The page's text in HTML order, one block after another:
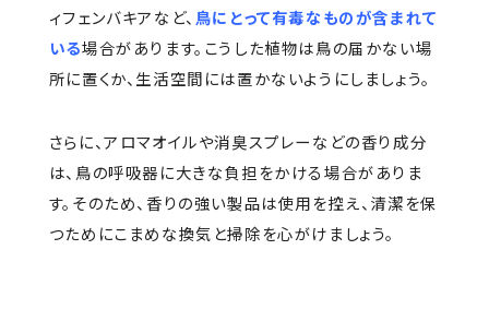
ィフェンバキアなど、 鳥にとって有毒なものが含まれて
いる場合があります。こうした植物は鳥の届かない場
所に置くか、生活空間には置かないようにしましょう。
さらに、アロマオイルや消臭スプレーなどの香り成分
は、鳥の呼吸器に大きな負担をかける場合がありま
す。そのため、香りの強い製品は使用を控え、清潔を保
つためにこまめな換気と掃除を心がけましょう。